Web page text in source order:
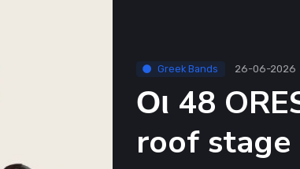
Greek Bands 26-06-2026
Οι 48
roof stage